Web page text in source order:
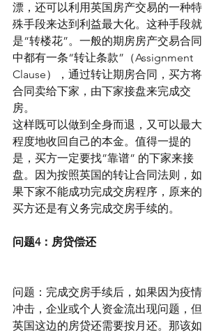
漂，还可以利用英国房产交易的一种特
殊手段来达到利益最大化。这种手段就
是“转楼花”。一般的期房房产交易合同
中都有一条“转让条款”（Assignment
Clause），通过转让期房合同，买方将
合同卖给下家，由下家接盘来完成交
房。
这样既可以做到全身而退，又可以最大
程度地收回自己的本金。值得一提的
是，买方一定要找”靠谱” 的下家来接
盘。因为按照英国的转让合同法则，如
果下家不能成功完成交房程序，原来的
买方还是有义务完成交房手续的。
问题4：房贷偿还
问题：完成交房手续后，如果因为疫情
冲击，企业或个人资金流出现问题，但
英国这边的房贷还需要按月还。那该如